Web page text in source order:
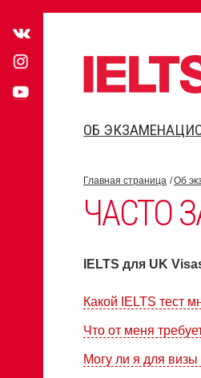
ОБ
Главная страница Об
ЧАСТО
IELTS для UK
Какой IELTS тест
Что от меня
Могу ли я для